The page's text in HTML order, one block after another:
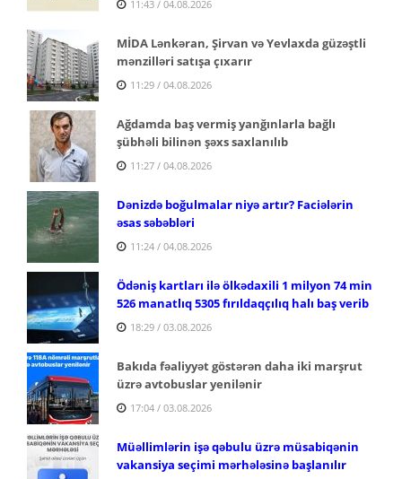
11:43 / 04.08.2026
MİDA Lənkəran, Şirvan və Yevlaxda güzəştli
mənzilləri satışa çıxarır
11:29 / 04.08.2026
Ağdamda baş vermiş yanğınlarla bağlı
şübhəli bilinən şəxs saxlanılıb
11:27 / 04.08.2026
Dənizdə boğulmalar niyə artır? Faciələrin
əsas səbəbləri
11:24 / 04.08.2026
Ödəniş kartları ilə ölkədaxili 1 milyon 74 min
526 manatlıq 5305 fırıldaqçılıq halı baş verib
18:29 / 03.08.2026
Bakıda fəaliyyət göstərən daha iki marşrut
üzrə avtobuslar yenilənir
17:04 / 03.08.2026
Müəllimlərin işə qəbulu üzrə müsabiqənin
vakansiya seçimi mərhələsinə başlanılır